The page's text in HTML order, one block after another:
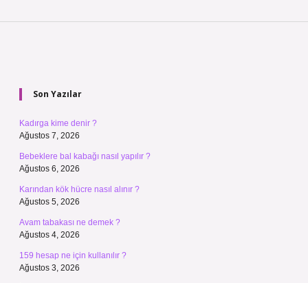
Son Yazılar
Kadırga kime denir ?
Ağustos 7, 2026
Bebeklere bal kabağı nasıl yapılır ?
Ağustos 6, 2026
Karından kök hücre nasıl alınır ?
Ağustos 5, 2026
Avam tabakası ne demek ?
Ağustos 4, 2026
159 hesap ne için kullanılır ?
Ağustos 3, 2026